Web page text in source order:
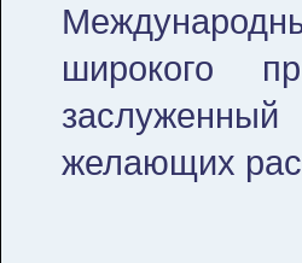
широкого
желающих